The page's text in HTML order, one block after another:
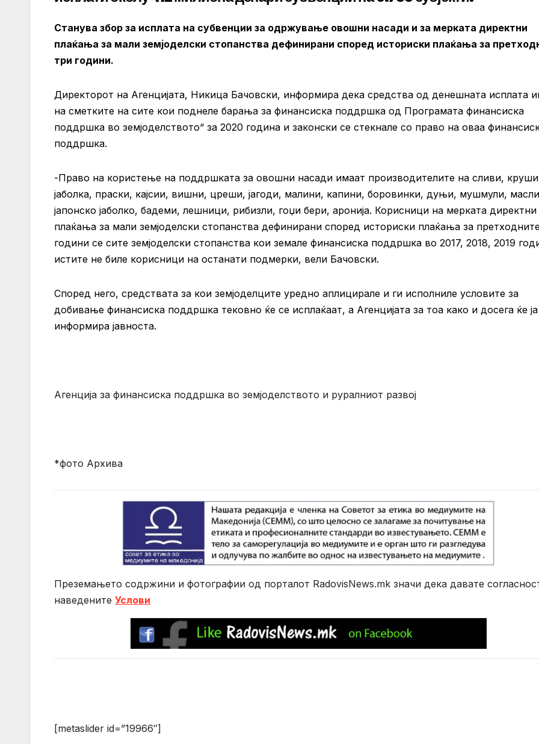
Станува збор за исплата на субвенции за одржување овошни насади и за мерката директни
плаќања за мали земјоделски стопанства дефинирани според историски плаќања за
три години.
Директорот на Агенцијата, Никица Бачовски, информира дека средства од денешната исплата
на сметките на сите кои поднеле барања за финансиска поддршка од Програмата финансиска
поддршка во земјоделството“ за 2020 година и законски се стекнале со право на оваа
поддршка.
-Право на користење на поддршката за овошни насади имаат производителите на сливи,
јаболка, праски, кајсии, вишни, цреши, јагоди, малини, капини, боровинки, дуњи, мушмули,
јапонско јаболко, бадеми, лешници, рибизли, гоџи бери, аронија. Корисници на мерката директни
плаќања за мали земјоделски стопанства дефинирани според историски плаќања за
години се сите земјоделски стопанства кои земале финансиска поддршка во 2017, 2018, 2019
истите не биле корисници на останати подмерки, вели Бачовски.
Според него, средствата за кои земјоделците уредно аплицирале и ги исполниле условите за
добивање финансиска поддршка тековно ќе се исплаќаат, а Агенцијата за тоа како и досега ќе ја
информира јавноста.
Агенција за финансиска поддршка во земјоделството и руралниот развој
*фото Архива
Преземањето содржини и фотографии од порталот RadovisNews.mk значи дека давате
нaведените Услови
[metaslider id=”19966″]